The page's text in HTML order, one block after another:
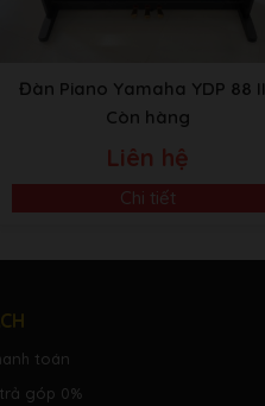
Đàn Piano Yamaha YDP 88 II
Còn hàng
Liên hệ
Chi tiết
toán
góp 0%